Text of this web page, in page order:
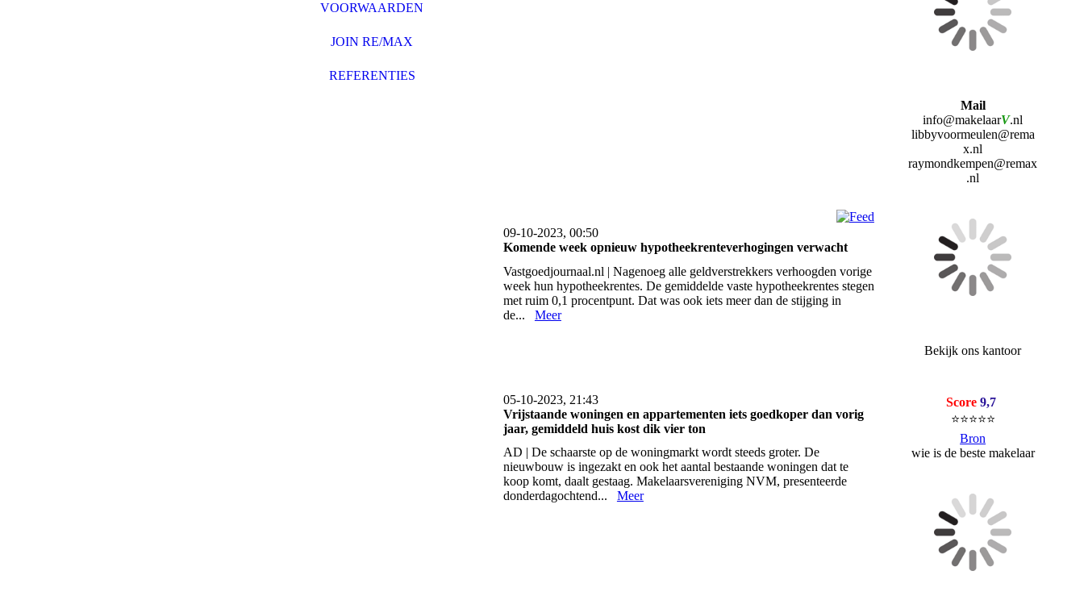
VOORWAARDEN
JOIN RE/MAX
REFERENTIES
09-10-2023, 00:50
Komende week opnieuw hypotheekrenteverhogingen verwacht
Vastgoedjournaal.nl | Nagenoeg alle geldverstrekkers verhoogden vorige
week hun hypotheekrentes. De gemiddelde vaste hypotheekrentes stegen
met ruim 0,1 procentpunt. Dat was ook iets meer dan de stijging in
de... Meer
05-10-2023, 21:43
Vrijstaande woningen en appartementen iets goedkoper dan vorig
jaar, gemiddeld huis kost dik vier ton
AD | De schaarste op de woningmarkt wordt steeds groter. De
nieuwbouw is ingezakt en ook het aantal bestaande woningen dat te
koop komt, daalt gestaag. Makelaarsvereniging NVM, presenteerde
donderdagochtend... Meer
Mail
info@makelaarV.nl
libbyvoormeulen@rema
x.nl
raymondkempen@remax
.nl
Bekijk ons kantoor
Score 9,7
⭐⭐⭐⭐⭐
Bron
wie is de beste makelaar